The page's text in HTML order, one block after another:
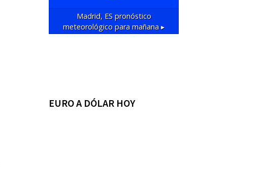
Madrid, ESpronóstico
meteorológico para mañana ▸
EURO A DÓLAR HOY